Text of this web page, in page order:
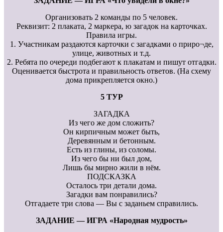
Организовать 2 команды по 5 человек.
Реквизит: 2 плаката, 2 маркера, ю загадок на карточках.
Правила игры.
1. Участникам раздаются карточки с загадками о приро¬де,
улице, животных и т.д.
2. Ребята по очереди подбегают к плакатам и пишут отгадки.
Оценивается быстрота и правильность ответов. (На схему
дома прикрепляется окно.)
5 ТУР
ЗАГАДКА
Из чего же дом сложить?
Он кирпичным может быть,
Деревянным и бетонным.
Есть из глины, из соломы.
Из чего бы ни был дом,
Лишь бы мирно жили в нём.
ПОДСКАЗКА
Осталось три детали дома.
Загадки вам понравились?
Отгадаете три слова — Вы с заданьем справились.
ЗАДАНИЕ — ИГРА «Народная мудрость»